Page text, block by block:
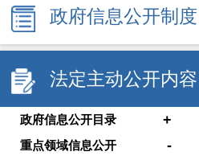
政府信息公开制度
法定主动公开内容
政府信息公开目录 +
重点领域信息公开
-